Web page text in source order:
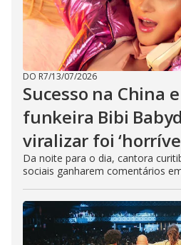
DO R7/13/07/2026
Sucesso na China
funkeira Bibi
viralizar foi
Da noite para o dia, cantora
sociais ganharem comentários